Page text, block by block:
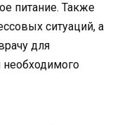
питание. Также
ситуаций, а
для
необходимого